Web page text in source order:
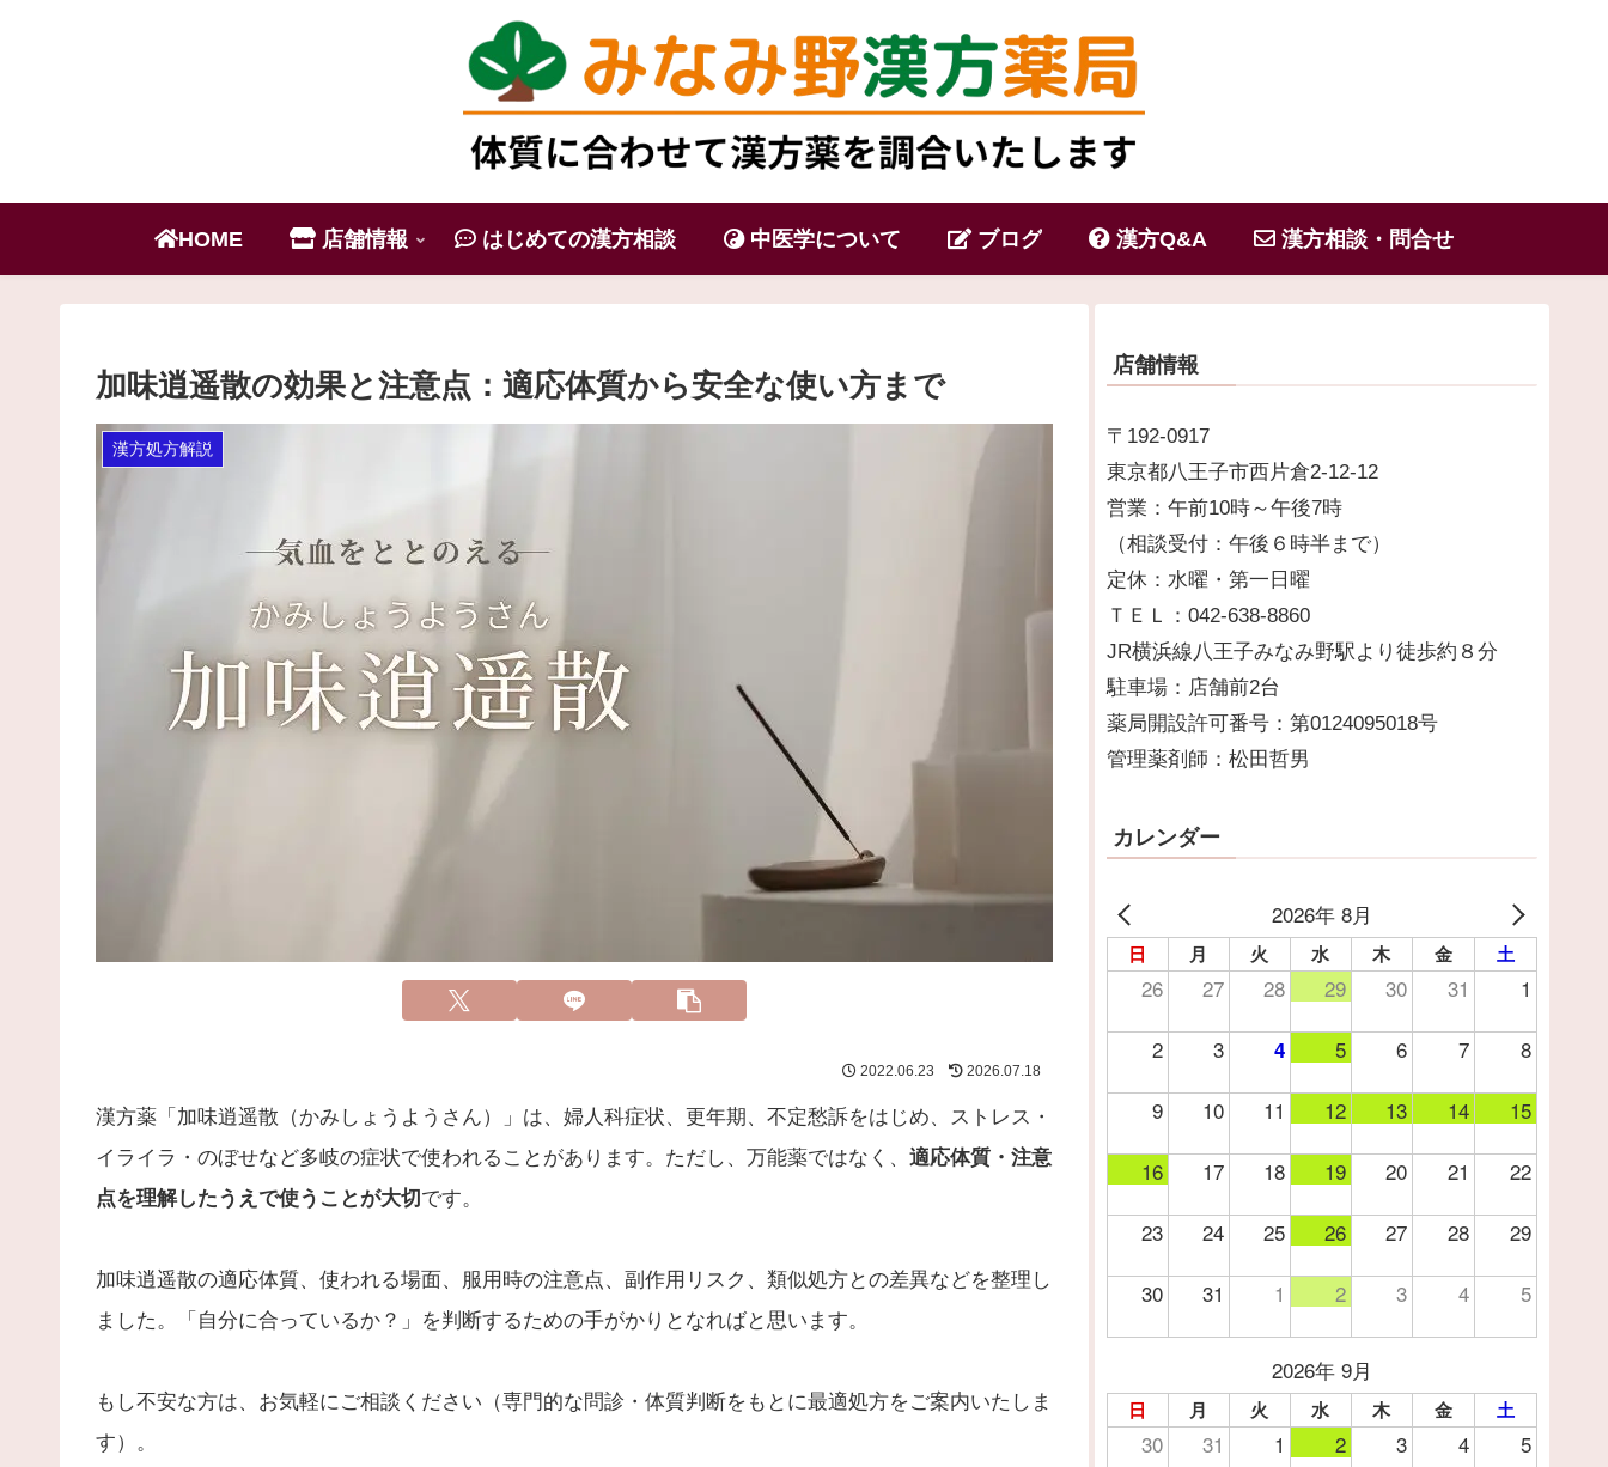
HOME 店舗情報 はじめての漢方相談 中医学について ブログ 漢方Q&A 漢方相談・問合せ
加味逍遥散の効果と注意点：適応体質から安全な使い方まで
漢方処方解説
2022.06.23 2026.07.18
漢方薬「加味逍遥散（かみしょうようさん）」は、婦人科症状、更年期、不定愁訴をはじめ、ストレス・
イライラ・のぼせなど多岐の症状で使われることがあります。ただし、万能薬ではなく、 適応体質・注意
点を理解したうえで使うことが大切 です。
加味逍遥散の適応体質、使われる場面、服用時の注意点、副作用リスク、類似処方との差異などを整理し
ました。「自分に合っているか？」を判断するための手がかりとなればと思います。
もし不安な方は、お気軽にご相談ください（専門的な問診・体質判断をもとに最適処方をご案内いたしま
す）。
店舗情報
〒192-0917
東京都八王子市西片倉2-12-12
営業：午前10時～午後7時
（相談受付：午後６時半まで）
定休：水曜・第一日曜
ＴＥＬ：042-638-8860
JR横浜線八王子みなみ野駅より徒歩約８分
駐車場：店舗前2台
薬局開設許可番号：第0124095018号
管理薬剤師：松田哲男
カレンダー
2026年 8月
日 月 火 水 木 金 土
26 27 28 29 30 31 1
2 3 4 5 6 7 8
9 10 11 12 13 14 15
16 17 18 19 20 21 22
23 24 25 26 27 28 29
30 31 1 2 3 4 5
2026年 9月
日 月 火 水 木 金 土
30 31 1 2 3 4 5